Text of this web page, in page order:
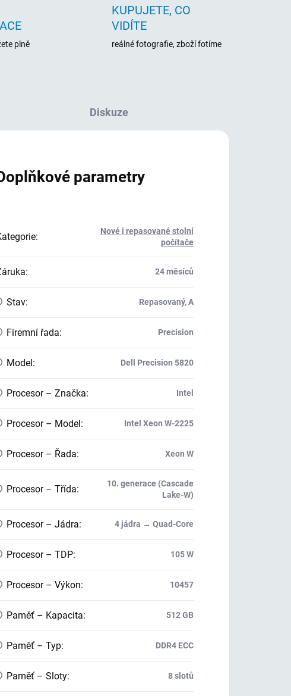
plně
KUPUJETE, CO
VIDÍTE
reálné fotografie, zboží fotíme
Diskuze
parametry
:
Nové i repasované stolní
počítače
: 24 měsíců
Stav: Repasovaný, A
Firemní řada: Precision
Model : Dell Precision 5820
Procesor – Značka: Intel
Procesor – Model : Intel Xeon W-2225
Procesor – Řada: Xeon W
Procesor – Třída:
10. generace (Cascade
Lake-W)
Procesor – Jádra: 4 jádra → Quad-Core
Procesor – TDP: 105 W
Procesor – Výkon: 10457
Paměť – Kapacita: 512 GB
Paměť – Typ: DDR4 ECC
Paměť – Sloty: 8 slotů